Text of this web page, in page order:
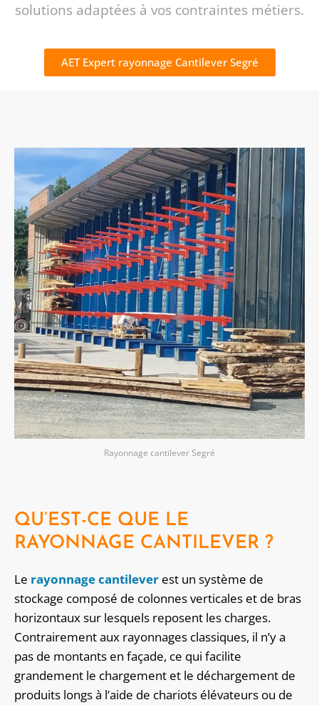
solutions adaptées à vos contraintes métiers.
AET Expert rayonnage Cantilever Segré
Rayonnage cantilever Segré
QU’EST-CE QUE LE
RAYONNAGE CANTILEVER ?
Le rayonnage cantilever est un système de
stockage composé de colonnes verticales et de bras
horizontaux sur lesquels reposent les charges.
Contrairement aux rayonnages classiques, il n’y a
pas de montants en façade, ce qui facilite
grandement le chargement et le déchargement de
produits longs à l’aide de chariots élévateurs ou de